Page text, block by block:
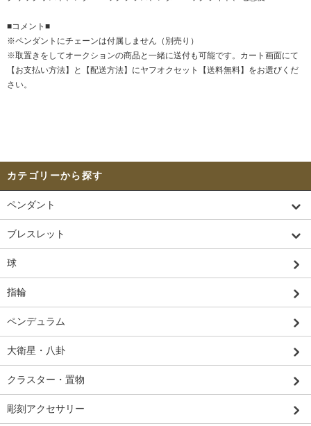
■コメント■
※ペンダントにチェーンは付属しません（別売り）
※取置きをしてオークションの商品と一緒に送付も可能です。カート画面にて
【お支払い方法】と【配送方法】にヤフオクセット【送料無料】をお選びくだ
さい。
カテゴリーから探す
ペンダント
ブレスレット
球
指輪
ペンデュラム
大衛星・八卦
クラスター・置物
彫刻アクセサリー